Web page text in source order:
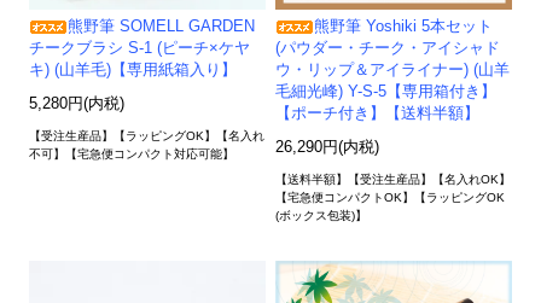
熊野筆 SOMELL GARDEN
チークブラシ S-1 (ピーチ×ケヤ
キ) (山羊毛)【専用紙箱入り】
5,280円(内税)
【受注生産品】【ラッピングOK】【名入れ
不可】【宅急便コンパクト対応可能】
熊野筆 Yoshiki 5本セット
(パウダー・チーク・アイシャド
ウ・リップ＆アイライナー) (山羊
毛細光峰) Y-S-5【専用箱付き】
【ポーチ付き】【送料半額】
26,290円(内税)
【送料半額】【受注生産品】【名入れOK】
【宅急便コンパクトOK】【ラッピングOK
(ボックス包装)】